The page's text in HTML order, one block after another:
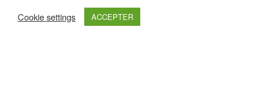
Cookie settings
ACCEPTER